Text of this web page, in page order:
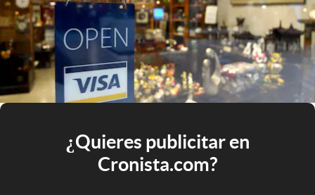
¿Quieres publicitar en
Cronista.com?